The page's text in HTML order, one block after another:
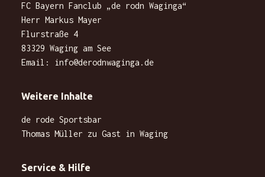
FC Bayern Fanclub „de rodn Waginga“
Herr Markus Mayer
Flurstraße 4
83329 Waging am See
Email:
info@derodnwaginga.de
Weitere Inhalte
de rode Sportsbar
Thomas Müller zu Gast in Waging
Service & Hilfe